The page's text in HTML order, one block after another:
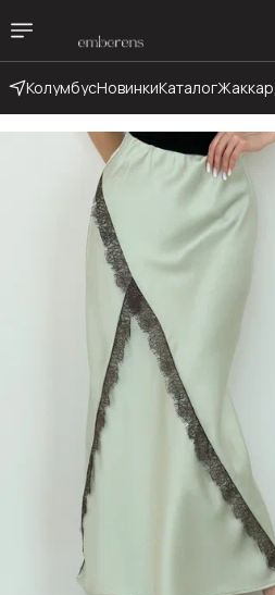
КолумбусНовинкиКаталог